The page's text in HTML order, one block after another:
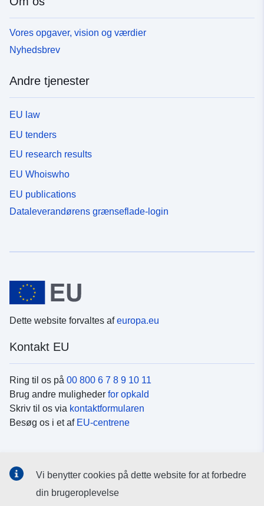
Vores opgaver, vision og værdier
Nyhedsbrev
Andre tjenester
EU law
EU tenders
EU research results
EU Whoiswho
EU publications
Dataleverandørens grænseflade-login
Dette website forvaltes afeuropa.eu
Kontakt EU
Ring til os på 00 800 6 7 8 9 10 11
Brug andre muligheder for opkald
Skriv til os via kontaktformularen
Besøg os i et af EU-centrene
Søg efter EU's sider påsociale medier
Vi benytter cookies på dette website for at forbedre
din brugeroplevelse